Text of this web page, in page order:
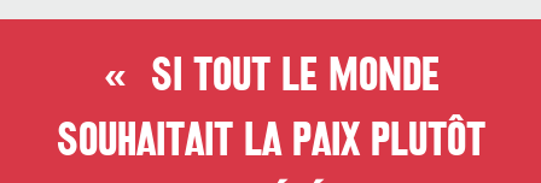
« Si tout le monde
souhaitait la paix plutôt